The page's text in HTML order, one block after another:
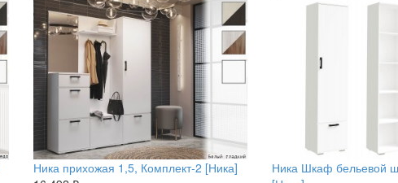
Ника прихожая 1,5, Комплект-2 [Ника]
Ника Шкаф бельевой